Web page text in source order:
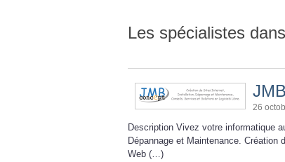
Les spécialistes
26
Description Vivez votre informatique
Dépannage et Maintenance. Création
Web (…)